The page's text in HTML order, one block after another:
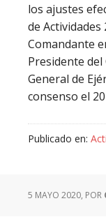
los ajustes
de
Comandante
Presidente del
General de
consenso el
Publicado en:
5 MAYO 2020, POR